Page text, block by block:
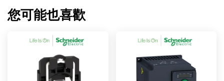
您可能也喜歡